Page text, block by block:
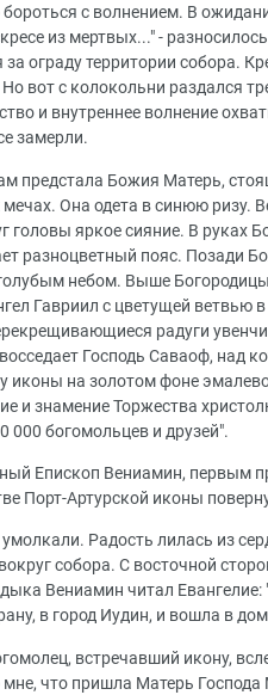
с волнением. В
из мертвых..." -
ограду территории собора.
Но вот с колокольни раздался
и внутреннее волнение
замерли.
предстала Божия Матерь,
Она одета в синюю ризу.
головы яркое сияние. В руках
разноцветный пояс. Позади
небом. Выше
Гавриил с цветущей
радуги
Господь Саваоф, над
иконы на золотом фоне
и знамение Торжества
000 богомольцев и друзей".
Епископ Вениамин, первым
Порт-Артурской иконы
Радость лилась из
собора. С восточной
Вениамин читал
в город Иудин, и вошла в
встречавший икону,
мне, что пришла Матерь Господа